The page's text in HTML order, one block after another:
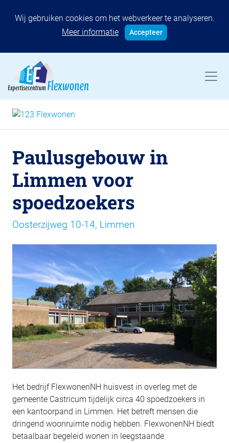
Wij gebruiken cookies om het webverkeer te analyseren.
Meer informatie
Accepteer
Paulusgebouw in
Limmen voor
spoedzoekers
Oosterzijweg 10-14, Limmen
Het bedrijf FlexwonenNH huisvest in overleg met de
gemeente Castricum tijdelijk circa 40 spoedzoekers in
een kantoorpand in Limmen. Het betreft mensen die
dringend woonruimte nodig hebben. FlexwonenNH biedt
betaalbaar begeleid wonen in leegstaande